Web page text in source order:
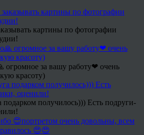
картины по фотографии
огромное за вашу работу❤ очень
красоту)
подарком получилось))) Есть подруги-